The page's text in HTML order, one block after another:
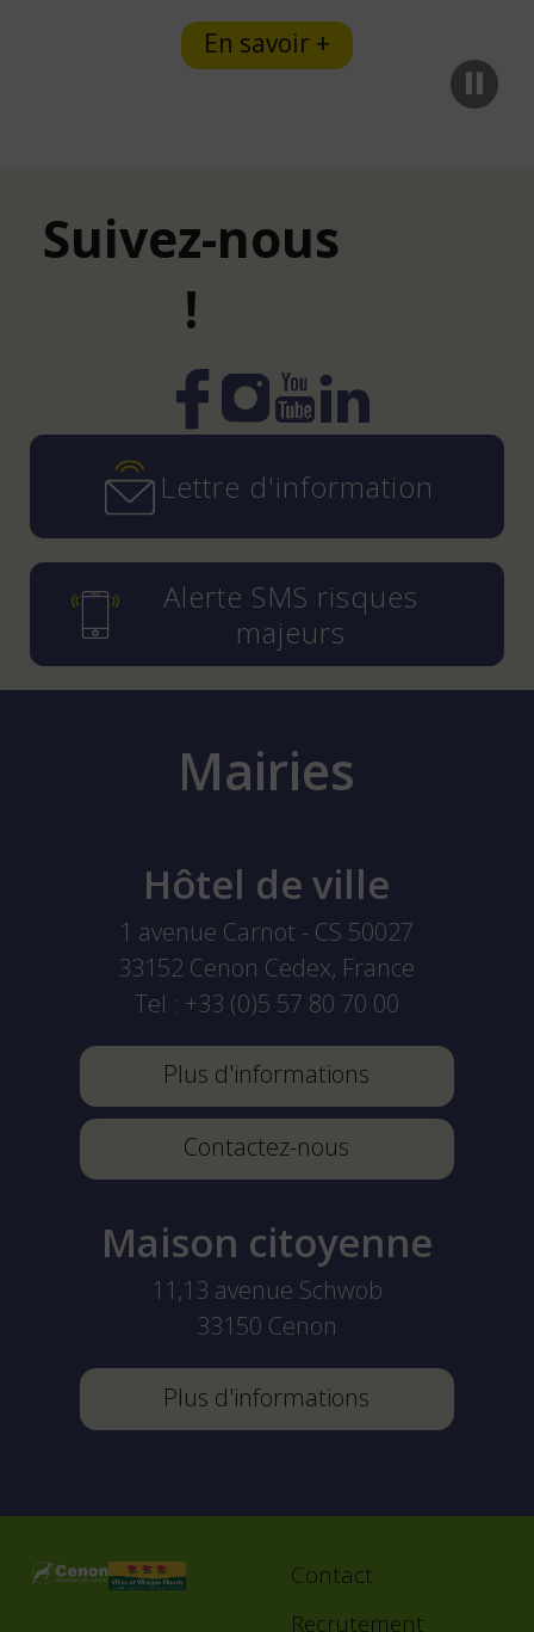
En savoir +
Suivez-nous
!
Instagram
YouTube
LinkedIn
Lettre d'information
Alerte SMS risques
majeurs
Mairies
Hôtel de ville
1 avenue Carnot - CS 50027
33152 Cenon Cedex, France
Tel : +33 (0)5 57 80 70 00
Plus d'informations
Contactez-nous
Maison citoyenne
11,13 avenue Schwob
33150 Cenon
Plus d'informations
Footer
Contact
Recrutement